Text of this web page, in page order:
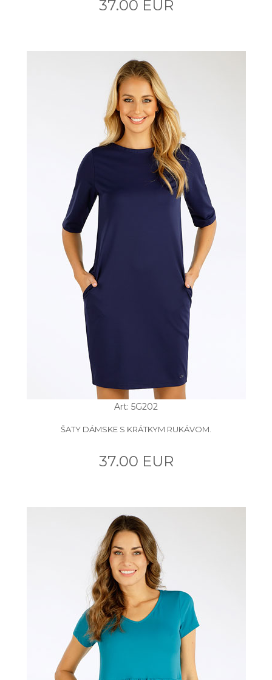
37.00 EUR
Art: 5G202
ŠATY DÁMSKE S KRÁTKYM RUKÁVOM.
37.00 EUR